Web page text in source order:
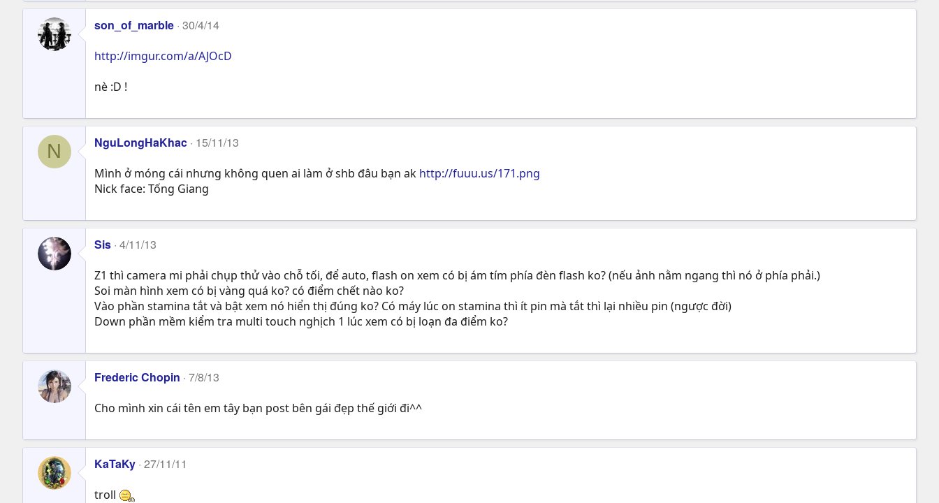
son_of_marble 30/4/14
http://imgur.com/a/AJOcD
nè :D !
N NguLongHaKhac 15/11/13
Mình ở móng cái nhưng không quen ai làm ở shb đâu bạn ak http://fuuu.us/171.png
Nick face: Tống Giang
Sis 4/11/13
Z1 thì camera mi phải chụp thử vào chỗ tối, để auto, flash on xem có bị ám tím phía đèn flash ko? (nếu ảnh nằm ngang thì nó ở phía phải.)
Soi màn hình xem có bị vàng quá ko? có điểm chết nào ko?
Vào phần stamina tắt và bật xem nó hiển thị đúng ko? Có máy lúc on stamina thì ít pin mà tắt thì lại nhiều pin (ngược đời)
Down phần mềm kiểm tra multi touch nghịch 1 lúc xem có bị loạn đa điểm ko?
Frederic Chopin 7/8/13
Cho mình xin cái tên em tây bạn post bên gái đẹp thế giới đi^^
KaTaKy 27/11/11
troll